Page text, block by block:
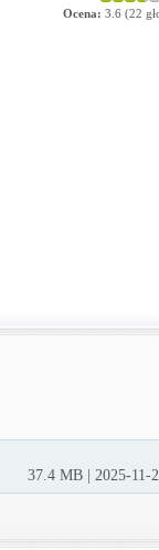
Ocena: 3.6 (22
37.4 MB | 2025-11-